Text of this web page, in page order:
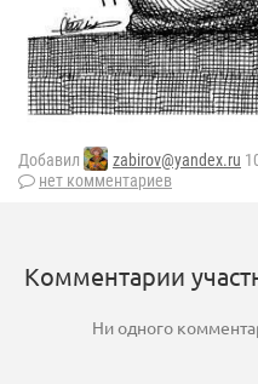
Добавил zabirov@yandex.ru
нет комментариев
Комментарии
Ни одного